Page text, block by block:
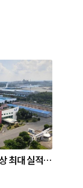
최대 실적…